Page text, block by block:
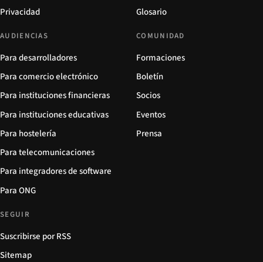
Privacidad
Glosario
AUDIENCIAS
Para desarrolladores
Para comercio electrónico
Para instituciones financieras
Para instituciones educativas
Para hostelería
Para telecomunicaciones
Para integradores de software
Para ONG
COMUNIDAD
Formaciones
Boletín
Socios
Eventos
Prensa
SEGUIR
Suscribirse por RSS
Sitemap